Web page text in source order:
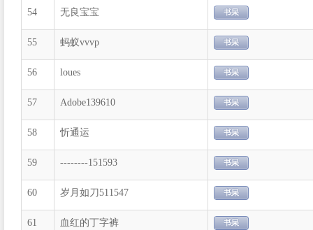
54 无良宝宝
55 蚂蚁vvvp
56 loues
57 Adobe139610
58 忻通运
59 --------151593
60 岁月如刀511547
61 血红的丁字裤